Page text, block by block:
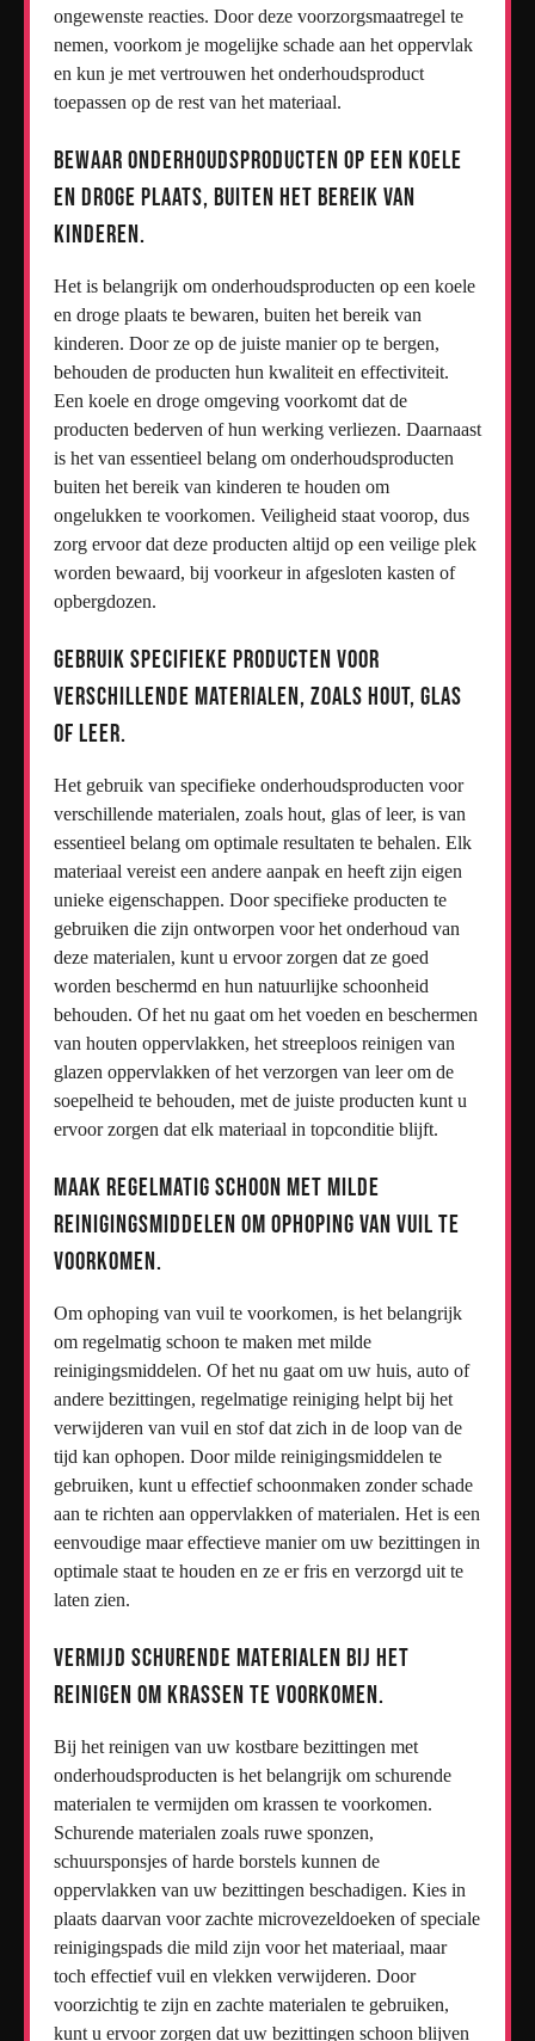
ongewenste reacties. Door deze voorzorgsmaatregel te
nemen, voorkom je mogelijke schade aan het oppervlak
en kun je met vertrouwen het onderhoudsproduct
toepassen op de rest van het materiaal.
Bewaar onderhoudsproducten op een koele
en droge plaats, buiten het bereik van
kinderen.
Het is belangrijk om onderhoudsproducten op een koele
en droge plaats te bewaren, buiten het bereik van
kinderen. Door ze op de juiste manier op te bergen,
behouden de producten hun kwaliteit en effectiviteit.
Een koele en droge omgeving voorkomt dat de
producten bederven of hun werking verliezen. Daarnaast
is het van essentieel belang om onderhoudsproducten
buiten het bereik van kinderen te houden om
ongelukken te voorkomen. Veiligheid staat voorop, dus
zorg ervoor dat deze producten altijd op een veilige plek
worden bewaard, bij voorkeur in afgesloten kasten of
opbergdozen.
Gebruik specifieke producten voor
verschillende materialen, zoals hout, glas
of leer.
Het gebruik van specifieke onderhoudsproducten voor
verschillende materialen, zoals hout, glas of leer, is van
essentieel belang om optimale resultaten te behalen. Elk
materiaal vereist een andere aanpak en heeft zijn eigen
unieke eigenschappen. Door specifieke producten te
gebruiken die zijn ontworpen voor het onderhoud van
deze materialen, kunt u ervoor zorgen dat ze goed
worden beschermd en hun natuurlijke schoonheid
behouden. Of het nu gaat om het voeden en beschermen
van houten oppervlakken, het streeploos reinigen van
glazen oppervlakken of het verzorgen van leer om de
soepelheid te behouden, met de juiste producten kunt u
ervoor zorgen dat elk materiaal in topconditie blijft.
Maak regelmatig schoon met milde
reinigingsmiddelen om ophoping van vuil te
voorkomen.
Om ophoping van vuil te voorkomen, is het belangrijk
om regelmatig schoon te maken met milde
reinigingsmiddelen. Of het nu gaat om uw huis, auto of
andere bezittingen, regelmatige reiniging helpt bij het
verwijderen van vuil en stof dat zich in de loop van de
tijd kan ophopen. Door milde reinigingsmiddelen te
gebruiken, kunt u effectief schoonmaken zonder schade
aan te richten aan oppervlakken of materialen. Het is een
eenvoudige maar effectieve manier om uw bezittingen in
optimale staat te houden en ze er fris en verzorgd uit te
laten zien.
Vermijd schurende materialen bij het
reinigen om krassen te voorkomen.
Bij het reinigen van uw kostbare bezittingen met
onderhoudsproducten is het belangrijk om schurende
materialen te vermijden om krassen te voorkomen.
Schurende materialen zoals ruwe sponzen,
schuursponsjes of harde borstels kunnen de
oppervlakken van uw bezittingen beschadigen. Kies in
plaats daarvan voor zachte microvezeldoeken of speciale
reinigingspads die mild zijn voor het materiaal, maar
toch effectief vuil en vlekken verwijderen. Door
voorzichtig te zijn en zachte materialen te gebruiken,
kunt u ervoor zorgen dat uw bezittingen schoon blijven